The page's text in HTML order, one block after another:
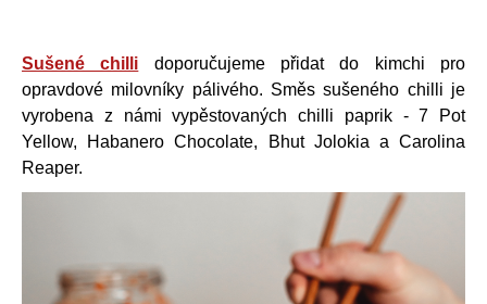
Sušené chilli doporučujeme přidat do kimchi pro
opravdové milovníky pálivého. Směs sušeného chilli je
vyrobena z námi vypěstovaných chilli paprik - 7 Pot
Yellow, Habanero Chocolate, Bhut Jolokia a Carolina
Reaper.